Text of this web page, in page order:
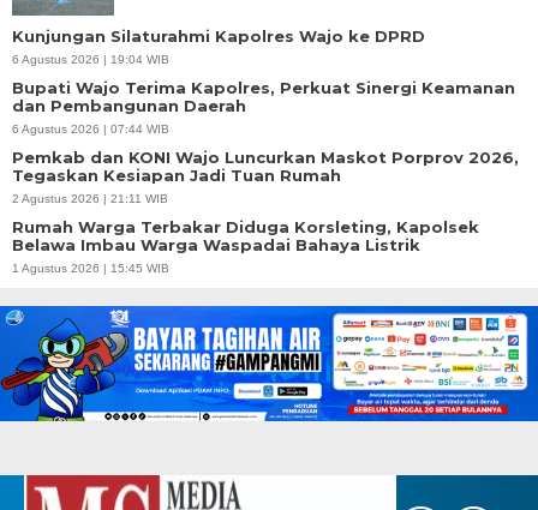
Kunjungan Silaturahmi Kapolres Wajo ke DPRD
6 Agustus 2026 | 19:04 WIB
Bupati Wajo Terima Kapolres, Perkuat Sinergi Keamanan
dan Pembangunan Daerah
6 Agustus 2026 | 07:44 WIB
Pemkab dan KONI Wajo Luncurkan Maskot Porprov 2026,
Tegaskan Kesiapan Jadi Tuan Rumah
2 Agustus 2026 | 21:11 WIB
Rumah Warga Terbakar Diduga Korsleting, Kapolsek
Belawa Imbau Warga Waspadai Bahaya Listrik
1 Agustus 2026 | 15:45 WIB